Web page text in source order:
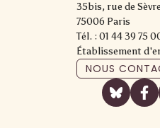
35bis, rue de
75006 Paris
Tél. : 01 44 39 75
Établissement
NOUS